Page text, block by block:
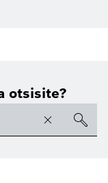
otsisite?